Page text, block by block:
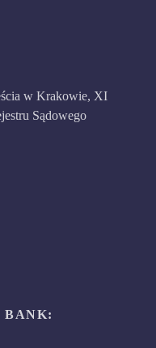
w Krakowie, XI
Sądowego
BANK: